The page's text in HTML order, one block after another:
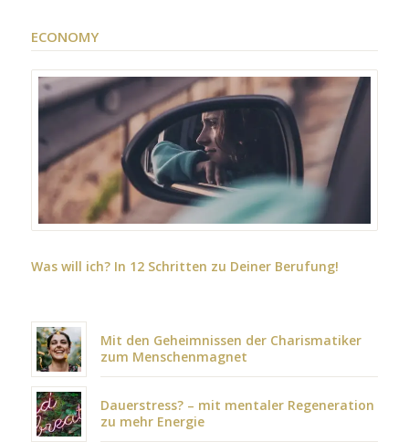
ECONOMY
Was will ich? In 12 Schritten zu Deiner Berufung!
Mit den Geheimnissen der Charismatiker
zum Menschenmagnet
Dauerstress? – mit mentaler Regeneration
zu mehr Energie